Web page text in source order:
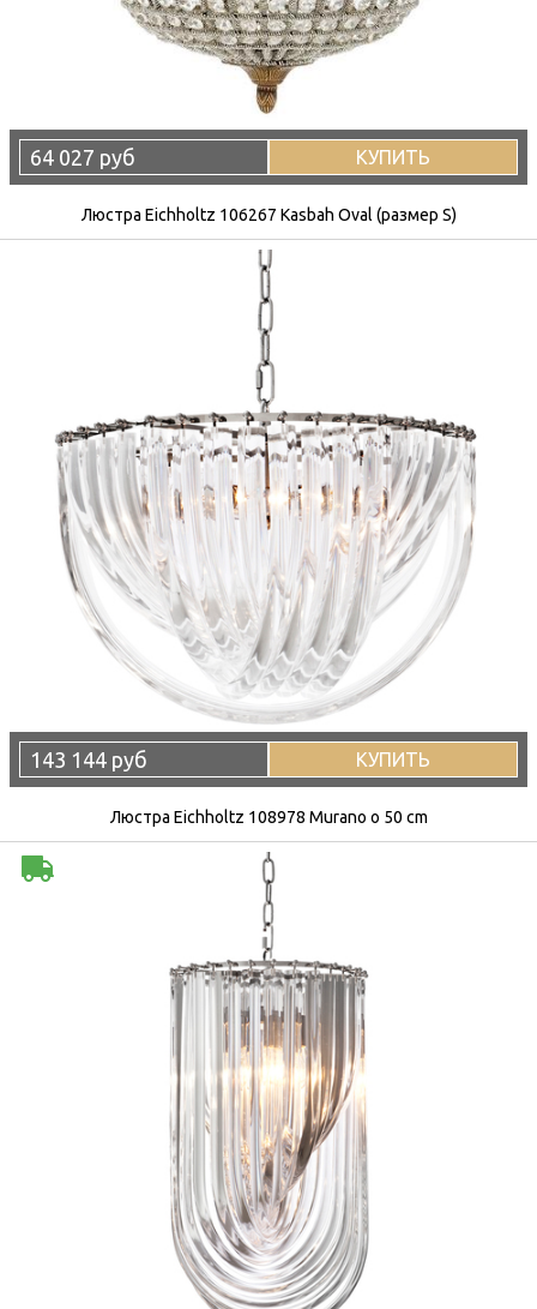
64 027 руб КУПИТЬ
Люстра Eichholtz 106267 Kasbah Oval (размер S)
143 144 руб КУПИТЬ
Люстра Eichholtz 108978 Murano o 50 cm